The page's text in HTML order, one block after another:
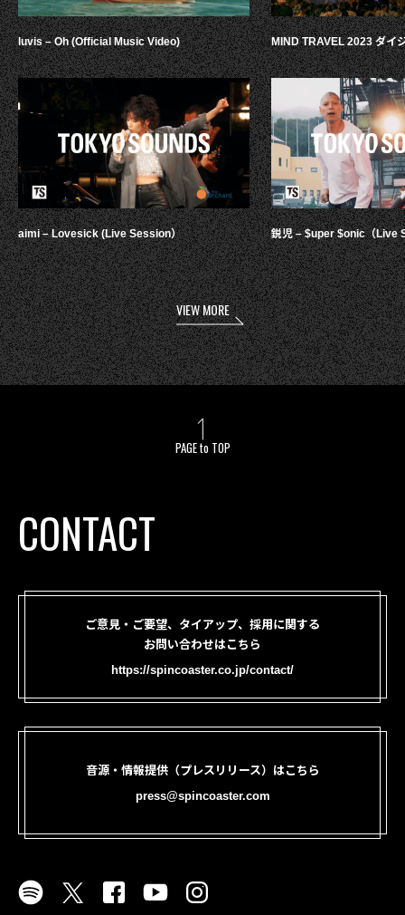
luvis – Oh (Official Music Video)
aimi – Lovesick (Live Session）
MIND TRAVEL 2023 ダイ
鋭児 – $uper $onic（Live
VIEW MORE
PAGE to TOP
CONTACT
ご意見・ご要望、タイアップ、採用に関する
お問い合わせはこちら
https://spincoaster.co.jp/contact/
音源・情報提供（プレスリリース）はこちら
press@spincoaster.com